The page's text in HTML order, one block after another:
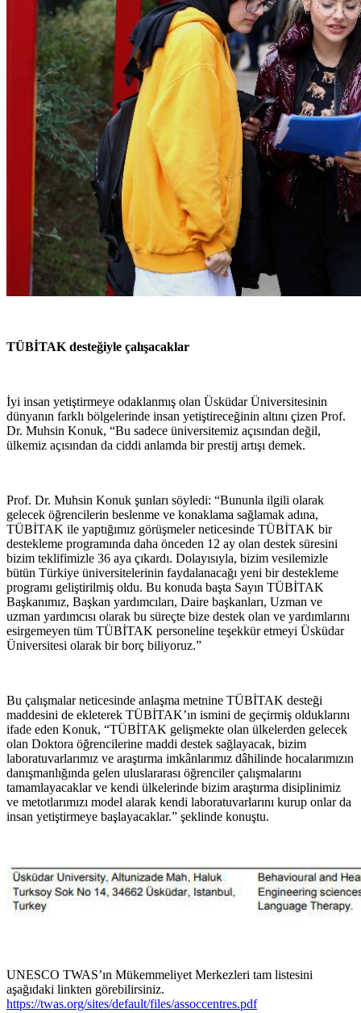
TÜBİTAK desteğiyle çalışacaklar
İyi insan yetiştirmeye odaklanmış olan Üsküdar Üniversitesinin
dünyanın farklı bölgelerinde insan yetiştireceğinin altını çizen Prof.
Dr. Muhsin Konuk, “Bu sadece üniversitemiz açısından değil,
ülkemiz açısından da ciddi anlamda bir prestij artışı demek.
Prof. Dr. Muhsin Konuk şunları söyledi: “Bununla ilgili olarak
gelecek öğrencilerin beslenme ve konaklama sağlamak adına,
TÜBİTAK ile yaptığımız görüşmeler neticesinde TÜBİTAK bir
destekleme programında daha önceden 12 ay olan destek süresini
bizim teklifimizle 36 aya çıkardı. Dolayısıyla, bizim vesilemizle
bütün Türkiye üniversitelerinin faydalanacağı yeni bir destekleme
programı geliştirilmiş oldu. Bu konuda başta Sayın TÜBİTAK
Başkanımız, Başkan yardımcıları, Daire başkanları, Uzman ve
uzman yardımcısı olarak bu süreçte bize destek olan ve yardımlarını
esirgemeyen tüm TÜBİTAK personeline teşekkür etmeyi Üsküdar
Üniversitesi olarak bir borç biliyoruz.”
Bu çalışmalar neticesinde anlaşma metnine TÜBİTAK desteği
maddesini de ekleterek TÜBİTAK’ın ismini de geçirmiş olduklarını
ifade eden Konuk, “TÜBİTAK gelişmekte olan ülkelerden gelecek
olan Doktora öğrencilerine maddi destek sağlayacak, bizim
laboratuvarlarımız ve araştırma imkânlarımız dâhilinde hocalarımızın
danışmanlığında gelen uluslararası öğrenciler çalışmalarını
tamamlayacaklar ve kendi ülkelerinde bizim araştırma disiplinimiz
ve metotlarımızı model alarak kendi laboratuvarlarını kurup onlar da
insan yetiştirmeye başlayacaklar.” şeklinde konuştu.
UNESCO TWAS’ın Mükemmeliyet Merkezleri tam listesini
aşağıdaki linkten görebilirsiniz.
https://twas.org/sites/default/files/assoccentres.pdf